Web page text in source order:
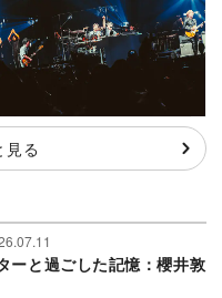
見る
ーと過ごした記憶：櫻井敦